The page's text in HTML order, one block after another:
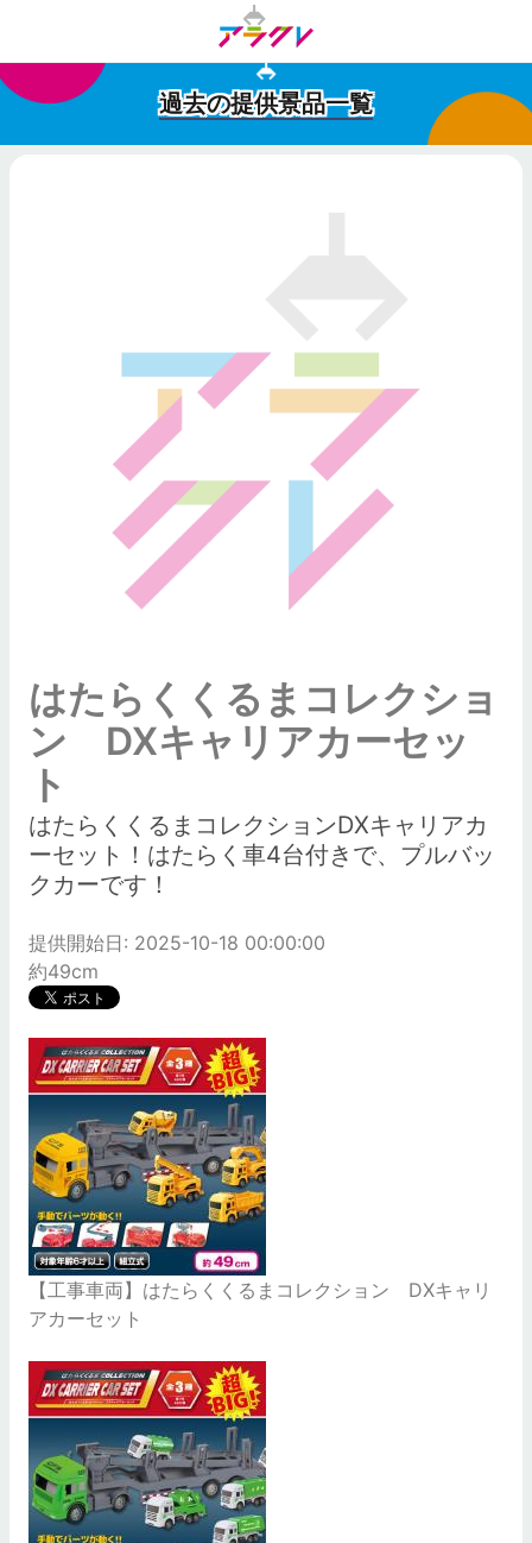
過去の提供景品一覧
はたらくくるまコレクショ
ン DXキャリアカーセッ
ト
はたらくくるまコレクションDXキャリアカ
ーセット！はたらく車4台付きで、プルバッ
クカーです！
提供開始日: 2025-10-18 00:00:00
約49cm
【工事車両】はたらくくるまコレクション DXキャリ
アカーセット